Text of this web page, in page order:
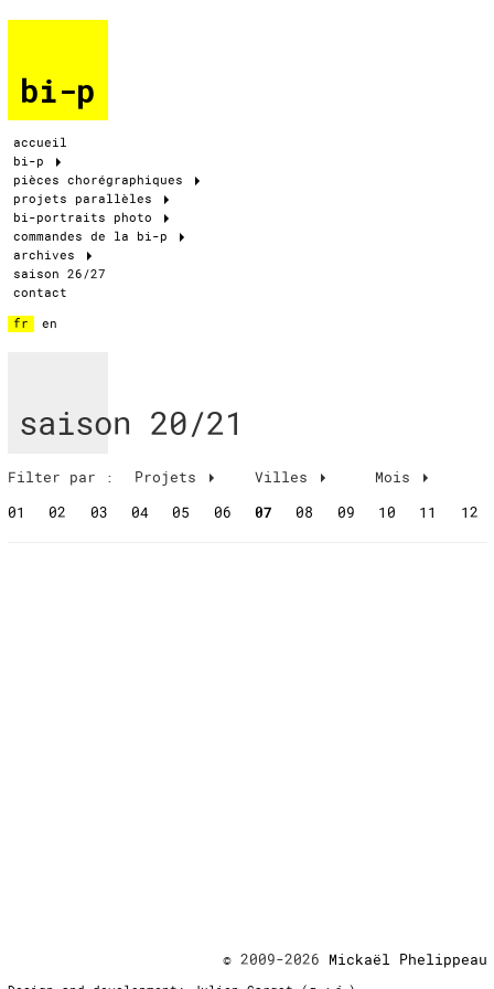
bi-p
accueil
bi-p
pièces chorégraphiques
projets parallèles
bi-portraits photo
commandes de la bi-p
archives
saison 26/27
contact
fr
en
saison 20/21
Filter par : Projets Villes Mois
01 02 03 04 05 06 07 08 09 10 11 12
© 2009-2026 Mickaël Phelippeau